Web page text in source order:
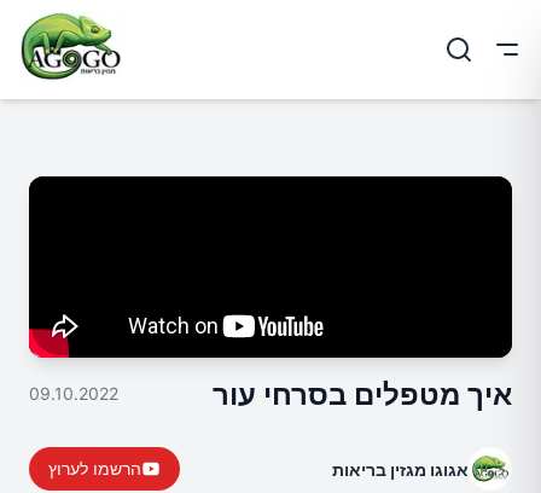
איך מטפלים בסרחי עור 09.10.2022
אגוגו מגזין בריאות הרשמו לערוץ